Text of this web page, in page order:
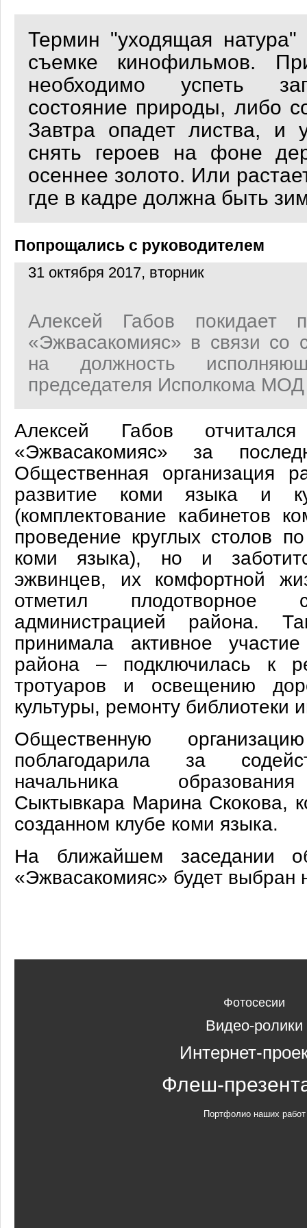
Термин "уходящая натура"
съемке кинофильмов.
необходимо успеть
состояние природы, либо
Завтра опадет листва, и
снять героев на фоне
осеннее золото. Или
где в кадре должна быть
Попрощались с руководителем
31 октября 2017, вторник
Алексей Габов покидает
«Эжвасакомияс» в связи со
на должность
председателя Исполкома
Алексей Габов
«Эжвасакомияс» за
Общественная организация
развитие коми языка и
(комплектование кабинетов
проведение круглых столов
коми языка), но и
эжвинцев, их комфортной
отметил плодотворное
администрацией района.
принимала активное
района – подключилась к
тротуаров и освещению
культуры, ремонту библиотеки
Общественную
поблагодарила за
начальника
Сыктывкара Марина Скокова,
созданном клубе коми языка.
На ближайшем заседании
«Эжвасакомияс» будет выбран
Фотосесии
Видео-ролики
Интернет-
Флеш-
Портфолио наших работ